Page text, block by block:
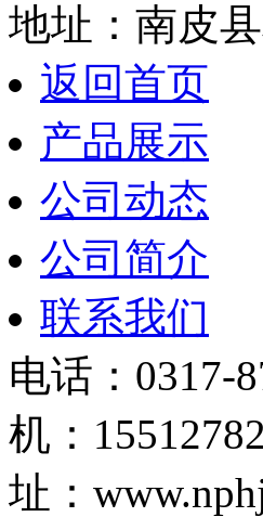
地址：南皮
返回首页
产品展示
公司动态
公司简介
联系我们
电话：
机：
址：